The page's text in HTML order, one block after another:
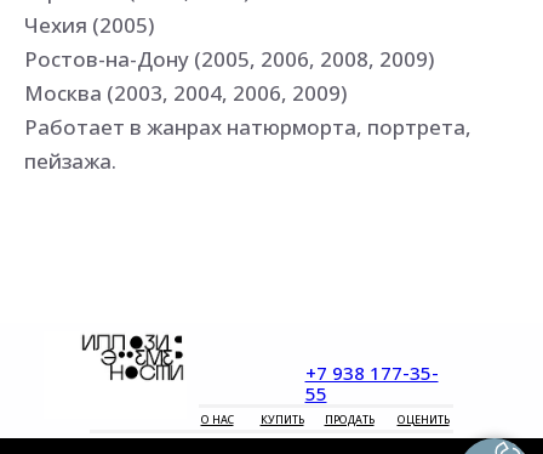
Чехия (2005)
Ростов-на-Дону (2005, 2006, 2008, 2009)
Москва (2003, 2004, 2006, 2009)
Работает в жанрах натюрморта, портрета,
пейзажа.
ПРОДАТЬ ОЦЕНИТЬ
КУПИТЬ
+7 938 177-35-
55
О НАС